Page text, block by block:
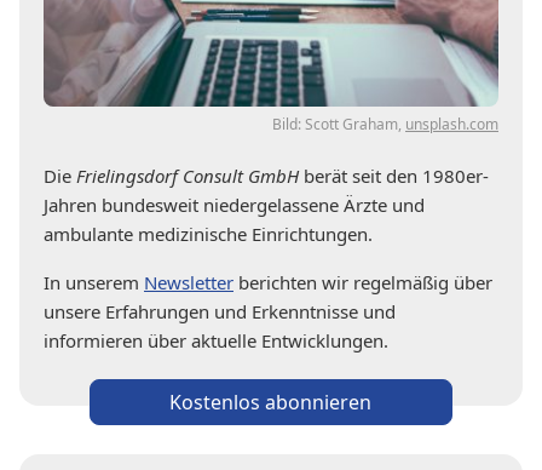
Bild: Scott Graham, unsplash.com
Die Frielingsdorf Consult GmbHberät seit den 1980er-
Jahren bundesweit niedergelassene Ärzte und
ambulante medizinische Einrichtungen.
In unserem Newsletter berichten wir regelmäßig über
unsere Erfahrungen und Erkenntnisse und
informieren über aktuelle Entwicklungen.
Kostenlos abonnieren